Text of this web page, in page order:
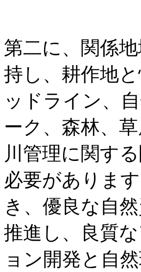
第二に、関係
持し、耕作地
ッドライン、
ーク、森林、
川管理に関す
必要がありま
き、優良な自
推進し、良質
ョン開発と自